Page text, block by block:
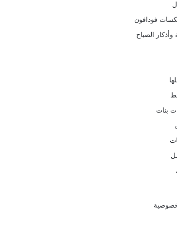
فودافون
الصباح
بنات